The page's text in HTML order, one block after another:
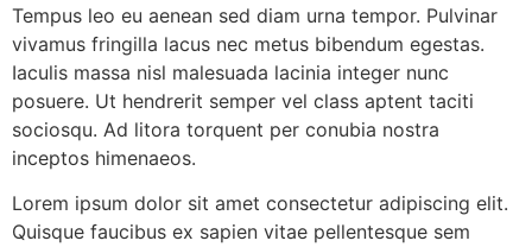
Tempus leo eu aenean sed diam urna tempor. Pulvinar
vivamus fringilla lacus nec metus bibendum egestas.
Iaculis massa nisl malesuada lacinia integer nunc
posuere. Ut hendrerit semper vel class aptent taciti
sociosqu. Ad litora torquent per conubia nostra
inceptos himenaeos.
Lorem ipsum dolor sit amet consectetur adipiscing elit.
Quisque faucibus ex sapien vitae pellentesque sem